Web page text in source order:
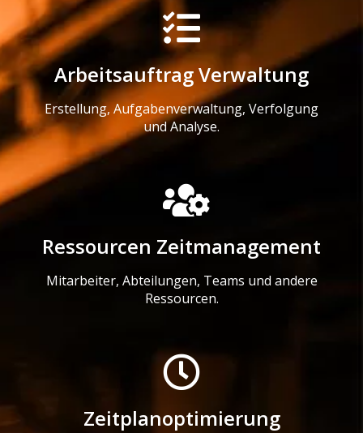
Arbeitsauftrag Verwaltung
Erstellung, Aufgabenverwaltung, Verfolgung
und Analyse.
Ressourcen Zeitmanagement
Mitarbeiter, Abteilungen, Teams und andere
Ressourcen.
Zeitplanoptimierung